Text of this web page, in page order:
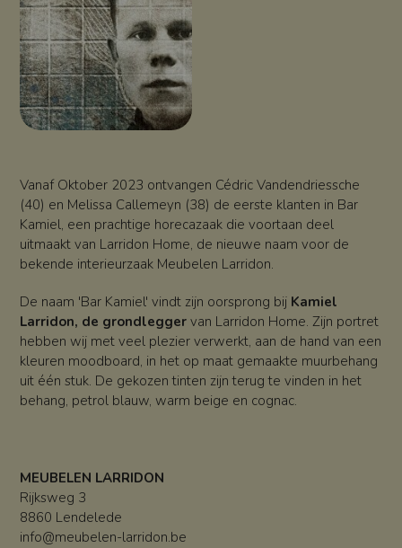
Vanaf Oktober 2023 ontvangen Cédric Vandendriessche
(40) en Melissa Callemeyn (38) de eerste klanten in Bar
Kamiel, een prachtige horecazaak die voortaan deel
uitmaakt van Larridon Home, de nieuwe naam voor de
bekende interieurzaak Meubelen Larridon.
De naam 'Bar Kamiel' vindt zijn oorsprong bij Kamiel
Larridon, de grondlegger van Larridon Home. Zijn portret
hebben wij met veel plezier verwerkt, aan de hand van een
kleuren moodboard, in het op maat gemaakte muurbehang
uit één stuk. De gekozen tinten zijn terug te vinden in het
behang, petrol blauw, warm beige en cognac.
MEUBELEN LARRIDON
Rijksweg 3
8860 Lendelede
info@meubelen-larridon.be